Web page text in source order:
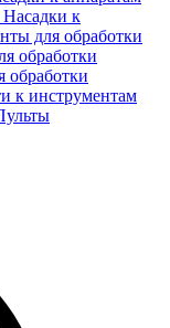
Насадки к
для обработки
обработки
обработки
к инструментам